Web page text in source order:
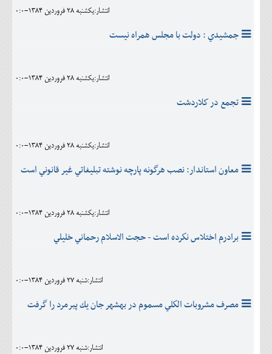
انتشار:يکشنبه 28 فروردين 1384-0:0
جمشيدي : دولت با مجلس همراه نيست
انتشار:يکشنبه 28 فروردين 1384-0:0
تجمع در كلاردشت
انتشار:يکشنبه 28 فروردين 1384-0:0
معاون استاندار: نصب هرگونه پارچه نوشته تبليغاتي غير قانوني است
انتشار:يکشنبه 28 فروردين 1384-0:0
برادرم اختلاس نكرده است - حجت الاسلام رحماني خليلي
انتشار:شنبه 27 فروردين 1384-0:0
مصرف مشروبات الكلي مسموم در بهشهر جان يك پبرمرد را گرفت
انتشار:شنبه 27 فروردين 1384-0:0